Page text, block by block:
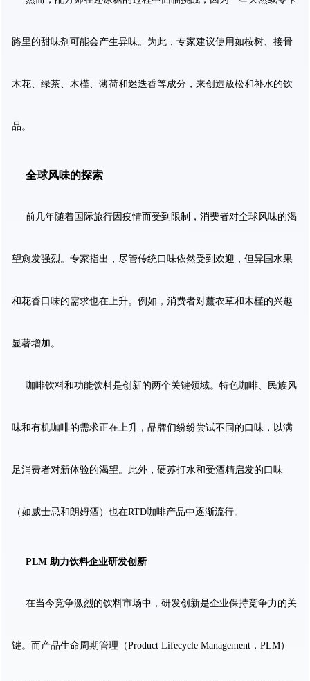
路里的甜味剂可能会产生异味。为此，专家建议使用如桉树、接骨
木花、绿茶、木槿、薄荷和迷迭香等成分，来创造放松和补水的饮
品。
全球风味的探索
前几年随着国际旅行因疫情而受到限制，消费者对全球风味的渴
望愈发强烈。专家指出，尽管传统口味依然受到欢迎，但异国水果
和花香口味的需求也在上升。例如，消费者对薰衣草和木槿的兴趣
显著增加。
咖啡饮料和功能饮料是创新的两个关键领域。特色咖啡、民族风
味和有机咖啡的需求正在上升，品牌们纷纷尝试不同的口味，以满
足消费者对新体验的渴望。此外，硬苏打水和受酒精启发的口味
（如威士忌和朗姆酒）也在RTD咖啡产品中逐渐流行。
PLM 助力饮料企业研发创新
在当今竞争激烈的饮料市场中，研发创新是企业保持竞争力的关
键。而产品生命周期管理（Product Lifecycle Management，PLM）